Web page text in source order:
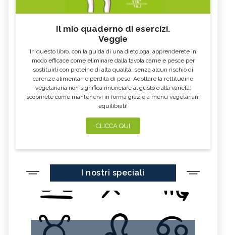
Il mio quaderno di esercizi.
Veggie
In questo libro, con la guida di una dietologa, apprenderete in
modo efficace come eliminare dalla tavola carne e pesce per
sostituirli con proteine di alta qualità, senza alcun rischio di
carenze alimentari o perdita di peso. Adottare la rettitudine
vegetariana non significa rinunciare al gusto o alla varietà:
scoprirete come mantenervi in forma grazie a menu vegetariani
equilibrati!
CLICCA QUI
I nostri speciali